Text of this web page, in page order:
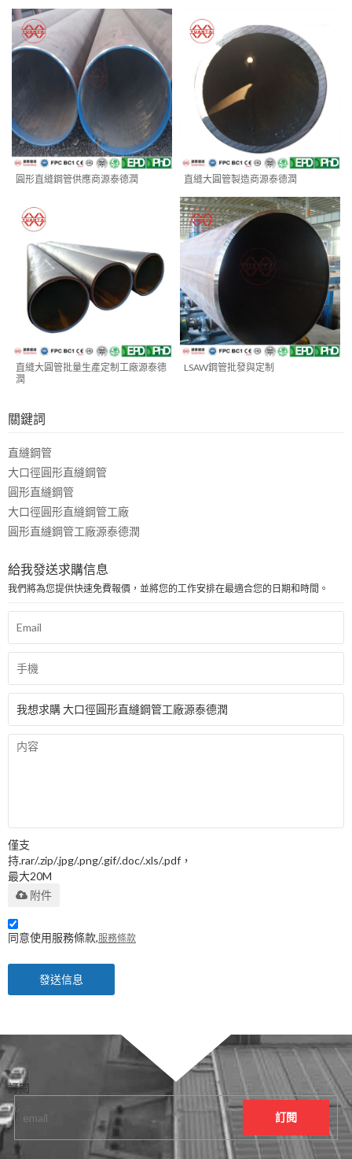
圓形直縫鋼管供應商源泰德潤 直縫大圓管製造商源泰德潤
直縫大圓管批量生產定制工廠源泰德
潤
LSAW鋼管批發與定制
關鍵詞
直縫鋼管
大口徑圓形直縫鋼管
圓形直縫鋼管
大口徑圓形直縫鋼管工廠
圓形直縫鋼管工廠源泰德潤
給我發送求購信息
我們將為您提供快速免費報價，並將您的工作安排在最適合您的日期和時間。
僅支
持.rar/.zip/.jpg/.png/.gif/.doc/.xls/.pdf，
最大20M
附件
同意使用服務條款, 服務條款
發送信息
訂閱